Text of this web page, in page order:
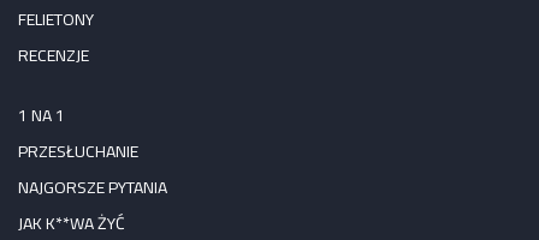
FELIETONY
RECENZJE
1 NA 1
PRZESŁUCHANIE
NAJGORSZE PYTANIA
JAK K**WA ŻYĆ